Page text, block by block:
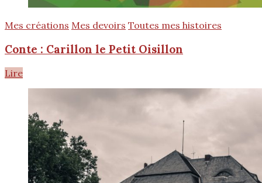
Mes créations Mes devoirs Toutes mes histoires
Conte : Carillon le Petit Oisillon
Lire